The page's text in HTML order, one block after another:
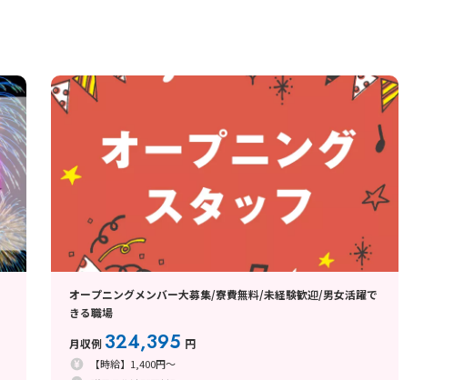
オープニングメンバー大募集/寮費無料/未経験歓迎/男女活躍で
きる職場
月収例 324,395 円
【時給】1,400円～